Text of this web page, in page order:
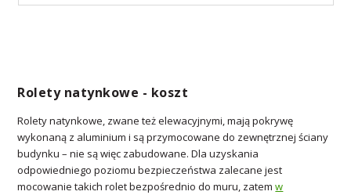
Rolety natynkowe - koszt
Rolety natynkowe, zwane też elewacyjnymi, mają pokrywę
wykonaną z aluminium i są przymocowane do zewnętrznej ściany
budynku – nie są więc zabudowane. Dla uzyskania
odpowiedniego poziomu bezpieczeństwa zalecane jest
mocowanie takich rolet bezpośrednio do muru, zatemw